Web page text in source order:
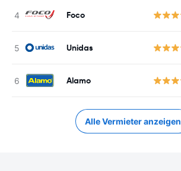
Foco
Unidas
Alamo
Alle Vermieter anzeigen